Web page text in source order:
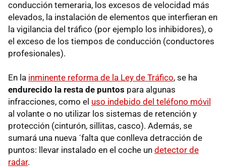
conducción temeraria, los excesos de velocidad más
elevados, la instalación de elementos que interfieran en
la vigilancia del tráfico (por ejemplo los inhibidores), o
el exceso de los tiempos de conducción (conductores
profesionales).
En la inminente reforma de la Ley de Tráfico, se ha
endurecido la resta de puntos para algunas
infracciones, como el uso indebido del teléfono móvil
al volante o no utilizar los sistemas de retención y
protección (cinturón, sillitas, casco). Además, se
sumará una nueva ´falta que conlleva detracción de
puntos: llevar instalado en el coche un detector de
radar.